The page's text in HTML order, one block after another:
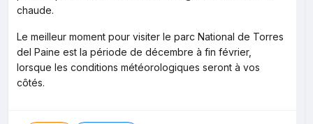
chaude.
Le meilleur moment pour visiter le parc National de Torres
del Paine est la période de décembre à fin février,
lorsque les conditions météorologiques seront à vos
côtés.